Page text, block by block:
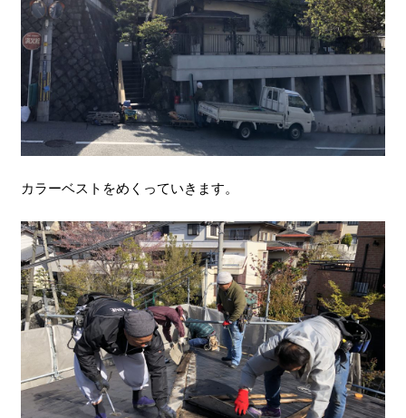
カラーベストをめくっていきます。